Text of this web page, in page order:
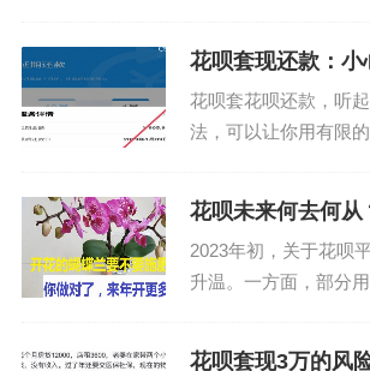
的核心，在于将本应用于消费场景的信用工
花呗套现还款：小
花呗套花呗还款，听
法，可以让你用有限
降低整体成本。然而
略背后，潜藏着巨大
花呗未来何去何从
2023年初，关于花呗
升温。一方面，部分
花呗套现3万的风